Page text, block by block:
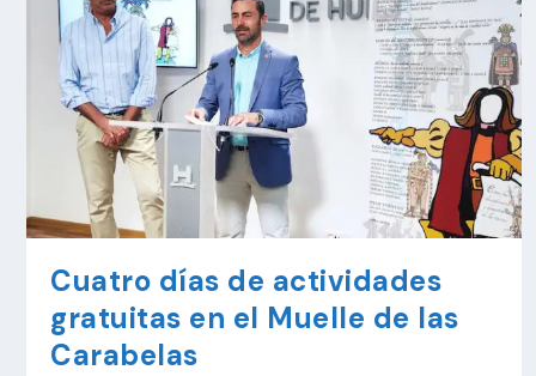
Cuatro días de actividades
gratuitas en el Muelle de las
Carabelas